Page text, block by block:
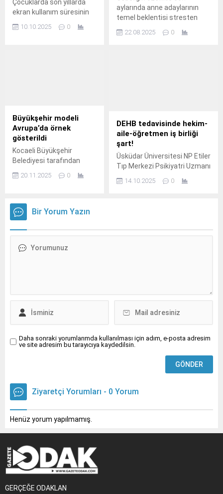
Çocuklarda son yıllarda
ekran kullanım süresinin
düzensizlikleri, okul stresi
10.10.2025 0
aylarında anne adaylarının
temel beklentisi stresten
bebeğini sağlıkla kucağına
22.08.2025 0
Büyükşehir modeli
Avrupa’da örnek
gösterildi
Kocaeli Büyükşehir
Belediyesi tarafından
Sağlıklı Yaşam Programı”,
arasında “Ageing and
Long-Term Care
Excellence” (Yaş Alma ve
Üstün Başarı)
ÖRNEĞİ SEÇİLDİ ...
20.11.2025 0
DEHB tedavisinde hekim-
aile-öğretmen iş birliği
şart!
Üsküdar Üniversitesi NP Etiler
Tıp Merkezi Psikiyatri Uzmanı
14.10.2025 0
Bir Yorum Yazın
Daha sonraki yorumlarımda kullanılması için adım, e-posta adresim
ve site adresim bu tarayıcıya kaydedilsin.
Ziyaretçi Yorumları - 0 Yorum
Henüz yorum yapılmamış.
GERÇEĞE ODAKLAN